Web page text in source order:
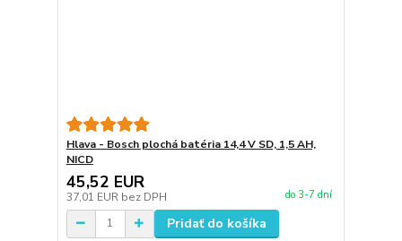
Hlava - Bosch plochá batéria 14,4 V SD, 1,5 AH,
NICD
45,52 EUR
37,01 EUR bez DPH do 3-7 dní
Pridať do košíka